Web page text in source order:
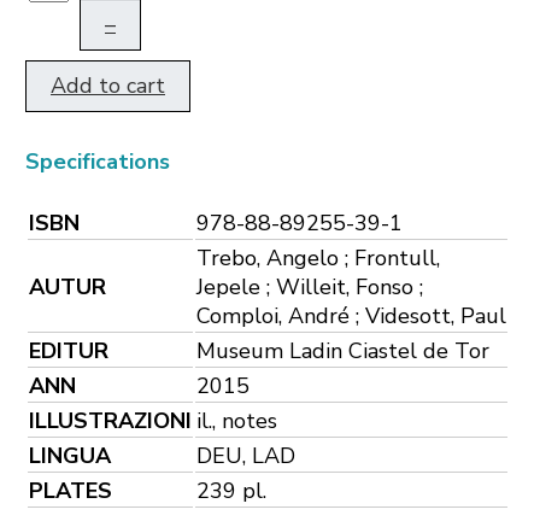
–
Add to cart
Specifications
ISBN 978-88-89255-39-1
AUTUR
Trebo, Angelo ; Frontull,
Jepele ; Willeit, Fonso ;
Comploi, André ; Videsott, Paul
EDITUR
Museum Ladin Ciastel de Tor
ANN
2015
ILLUSTRAZIONI il., notes
LINGUA
DEU, LAD
PLATES
239 pl.